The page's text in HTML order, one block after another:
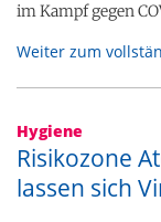
im Kampf gegen
Weiter zum
Hygiene
Risikozone
lassen sich